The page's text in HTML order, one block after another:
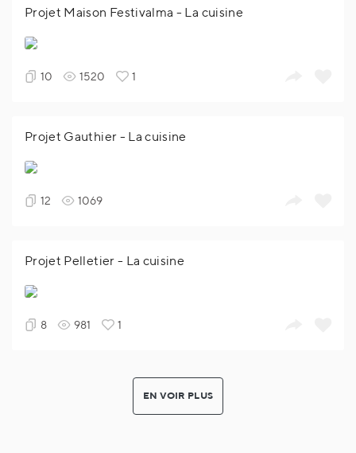
Projet Maison Festivalma - La cuisine
10 1520 1
Projet Gauthier - La cuisine
12 1069
Projet Pelletier - La cuisine
8 981 1
EN VOIR PLUS